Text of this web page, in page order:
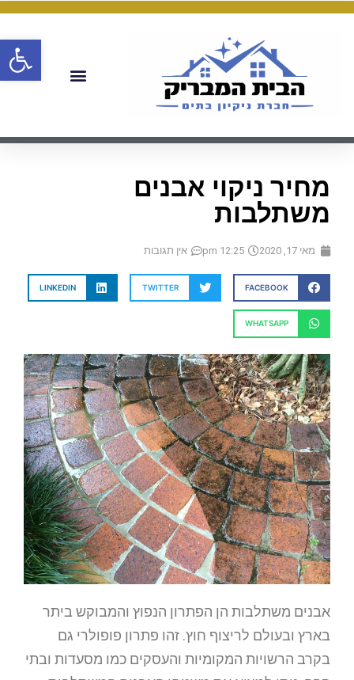
מחיר ניקוי אבנים
משתלבות
מאי 17, 2020 12:25 pm אין תגובות
FACEBOOK
TWITTER
LINKEDIN
WHATSAPP
אבנים משתלבות הן הפתרון הנפוץ והמבוקש ביתר
בארץ ובעולם לריצוף חוץ. זהו פתרון פופולרי גם
בקרב הרשויות המקומיות והעסקים כמו מסעדות ובתי